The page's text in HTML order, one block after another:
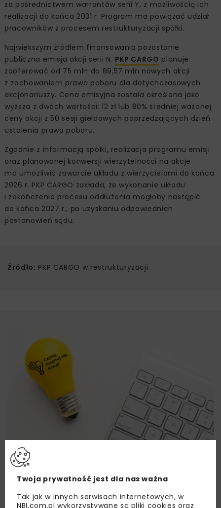
za pośrednictwem warrantów serii Y, z możliwością ich
realizacji do końca 2031 r. Program ma powiązać udział
pracowników z procesem restrukturyzacji spółki.
Największym źródłem finansowania pozostanie
publiczna emisja akcji serii N. PKP CARGO planuje
zaoferować od 75 mln do 89,57 mln nowych akcji
z zachowaniem prawa poboru dla dotychczasowych
akcjonariuszy. Cena emisyjna została określona jako
wyższa z dwóch wartości: 12 zł lub 80% średniej ważonej
ceny akcji z 50 sesji giełdowych poprzedzających dzień
ustalenia prawa poboru.
Zgodnie z informacją spółki, realizacja programu emisji
oraz planowanej konwersji wierzytelności na akcje
ma umożliwić zawarcie układu z wierzycielami do końca
2026 r. PKP CARGO zakłada, że wykonanie układu
i zakończenie procesu oddłużenia mogłoby nastąpić
do końca 2027 r., po uzyskaniu odpowiednich
postanowień sądu.
Źródło: PKP CARGO w restrukturyzacji
Twoja prywatność jest dla nas ważna
Tak jak w innych serwisach internetowych, w
NBI.com.pl wykorzystywane są pliki cookies oraz